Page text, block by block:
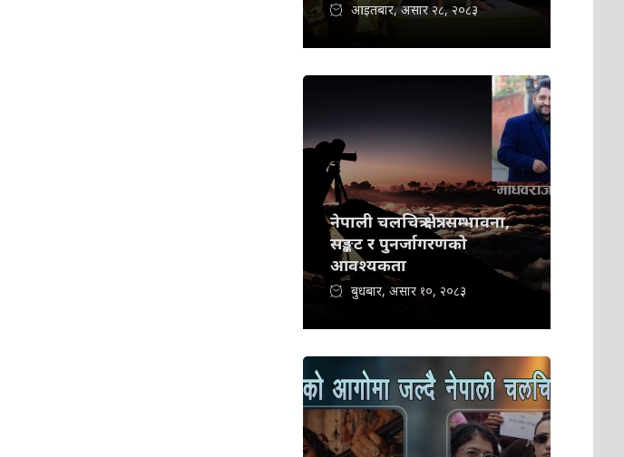
आइतबार, असार २८, २०८३
नेपाली चलचित्र क्षेत्र: सम्भावना,
सङ्कट र पुनर्जागरणको
आवश्यकता
बुधबार, असार १०, २०८३